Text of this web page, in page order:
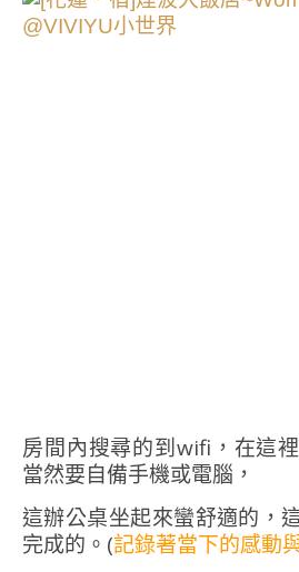
房間內搜尋的到wifi，在這
當然要自備手機或電腦，
這辦公桌坐起來蠻舒適的，
完成的。(記錄著當下的感動